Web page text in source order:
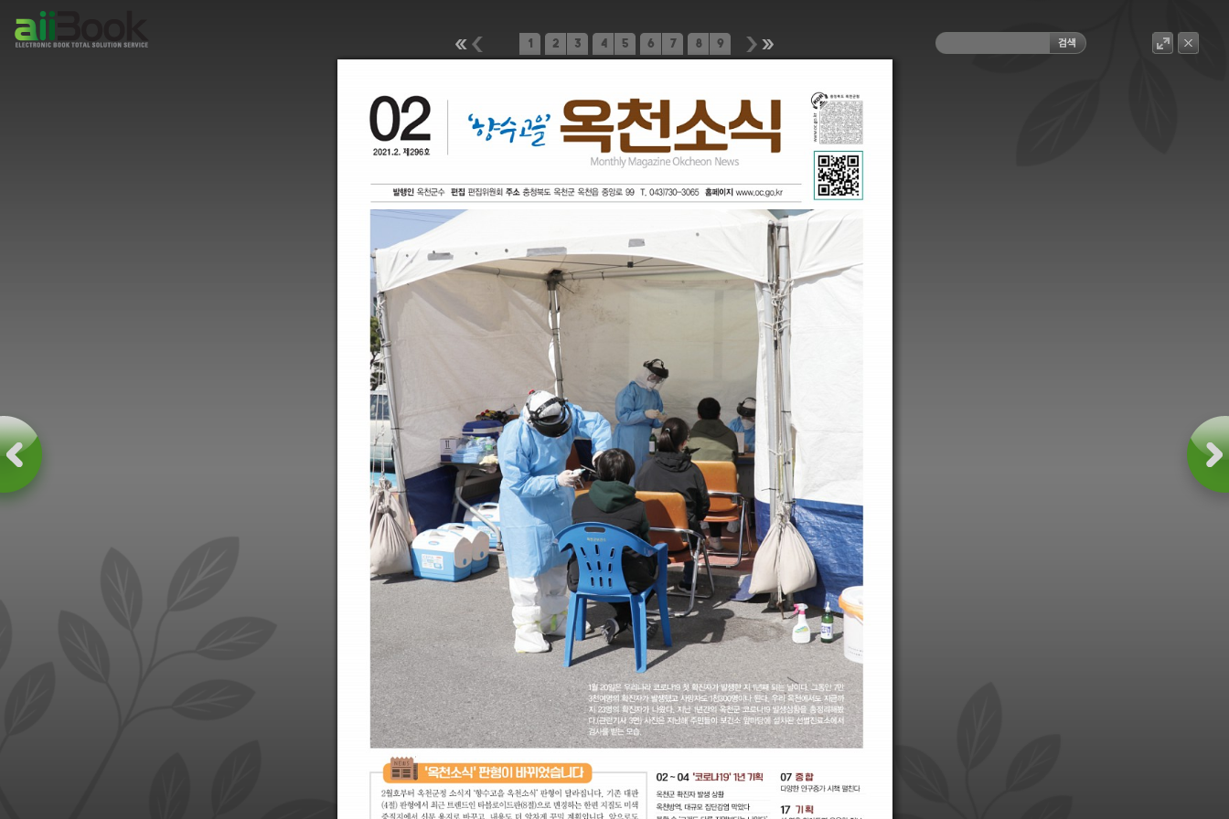
1 2 3 4 5 6 7 8 9